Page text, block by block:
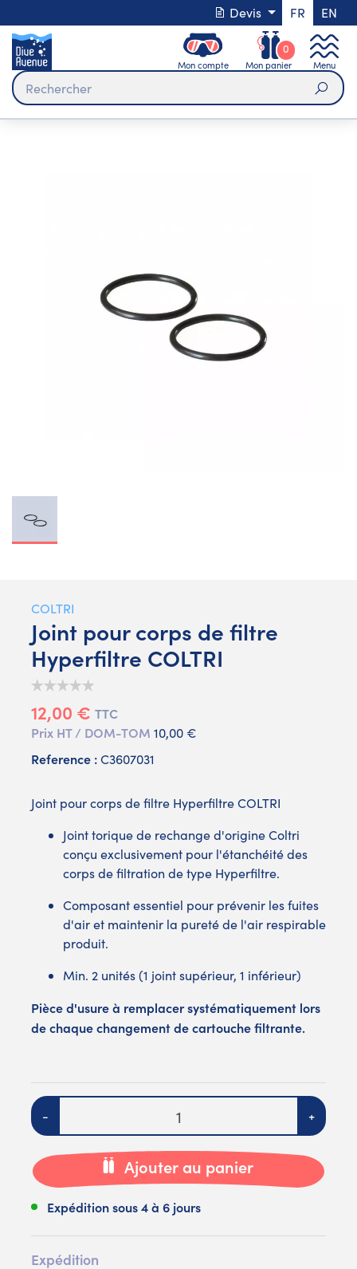
Devis FR EN
Mon compte Mon panier
0
Menu
COLTRI
Joint pour corps de filtre
Hyperfiltre COLTRI
12,00 € TTC
Prix HT / DOM-TOM 10,00 €
Reference :C3607031
Joint pour corps de filtre Hyperfiltre COLTRI
Joint torique de rechange d'origine Coltri
conçu exclusivement pour l'étanchéité des
corps de filtration de type Hyperfiltre.
Composant essentiel pour prévenir les fuites
d'air et maintenir la pureté de l'air respirable
produit.
Min. 2 unités (1 joint supérieur, 1 inférieur)
Pièce d'usure à remplacer systématiquement lors
de chaque changement de cartouche filtrante.
Quantité
- +
Ajouter au panier
Expédition sous 4 à 6 jours
Expédition